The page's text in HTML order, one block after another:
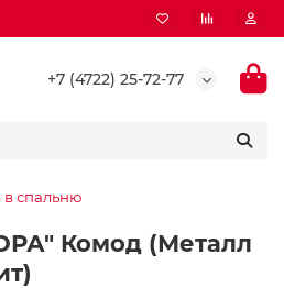
+7 (4722) 25-72-77
спальню
Комод (Металл